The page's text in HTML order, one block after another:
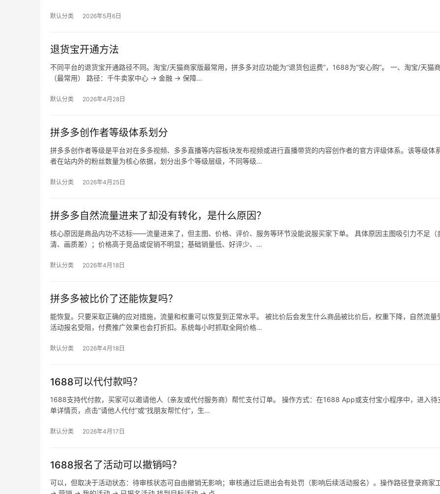
默认分类 2026年5月6日
退货宝开通方法
不同平台的退货宝开通路径不同。淘宝/天猫商家版最常用，拼多多对应功能为“退货包运费”，1688为“安心购”。 一、淘宝/天猫
（最常用） 路径：千牛卖家中心 → 金融 → 保障…
默认分类 2026年4月28日
拼多多创作者等级体系划分
拼多多创作者等级是平台对在多多视频、多多直播等内容板块发布视频或进行直播带货的内容创作者的官方评级体系。该等级体
者在站内外的粉丝数量为核心依据，划分出多个等级层级，不同等级…
默认分类 2026年4月25日
拼多多自然流量进来了却没有转化，是什么原因？
核心原因是商品内功不达标——流量进来了，但主图、价格、评价、服务等环节没能说服买家下单。 具体原因主图吸引力不足（
清、画质差）；价格高于竞品或促销不明显；基础销量低、好评少、…
默认分类 2026年4月18日
拼多多被比价了还能恢复吗？
能恢复。只要采取正确的应对措施，流量和权重可以恢复到正常水平。 被比价后会发生什么商品被比价后，权重下降，自然流量
活动报名受阻，付费推广效果也会打折扣。系统每小时抓取全网价格…
默认分类 2026年4月18日
1688可以代付款吗？
1688支持代付款，买家可以邀请他人（亲友或代付服务商）帮忙支付订单。 操作方式：在1688 App或支付宝小程序中，进入待
单详情页，点击“请他人代付”或“找朋友帮忙付”，生…
默认分类 2026年4月17日
1688报名了活动可以撤销吗？
可以，但取决于活动状态：待审核状态可自由撤销无影响；审核通过后退出会有处罚（影响后续活动报名）。操作路径登录商家